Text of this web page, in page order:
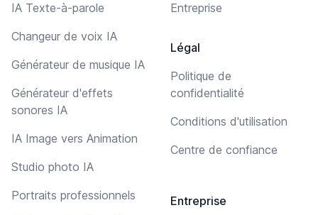
IA Texte-à-parole
Changeur de voix IA
Générateur de musique IA
Générateur d'effets
sonores IA
IA Image vers Animation
Studio photo IA
Portraits professionnels
Entreprise
Légal
Politique de
confidentialité
Conditions d'utilisation
Centre de confiance
Entreprise